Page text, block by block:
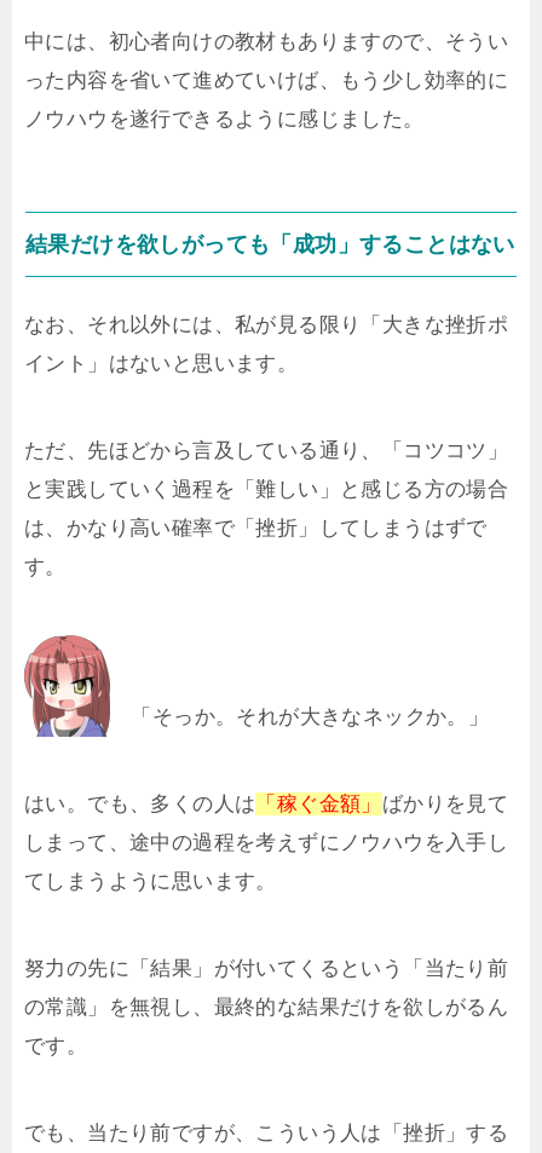
中には、初心者向けの教材もありますので、そうい
った内容を省いて進めていけば、もう少し効率的に
ノウハウを遂行できるように感じました。
結果だけを欲しがっても「成功」することはない
なお、それ以外には、私が見る限り「大きな挫折ポ
イント」はないと思います。
ただ、先ほどから言及している通り、「コツコツ」
と実践していく過程を「難しい」と感じる方の場合
は、かなり高い確率で「挫折」してしまうはずで
す。
「そっか。それが大きなネックか。」
はい。でも、多くの人は 「稼ぐ金額」 ばかりを見て
しまって、途中の過程を考えずにノウハウを入手し
てしまうように思います。
努力の先に「結果」が付いてくるという「当たり前
の常識」を無視し、最終的な結果だけを欲しがるん
です。
でも、当たり前ですが、こういう人は「挫折」する